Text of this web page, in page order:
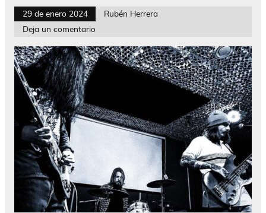
29 de enero 2024
Rubén Herrera
Deja un comentario